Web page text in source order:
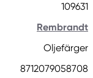
109631
Rembrandt
Oljefärger
8712079058708